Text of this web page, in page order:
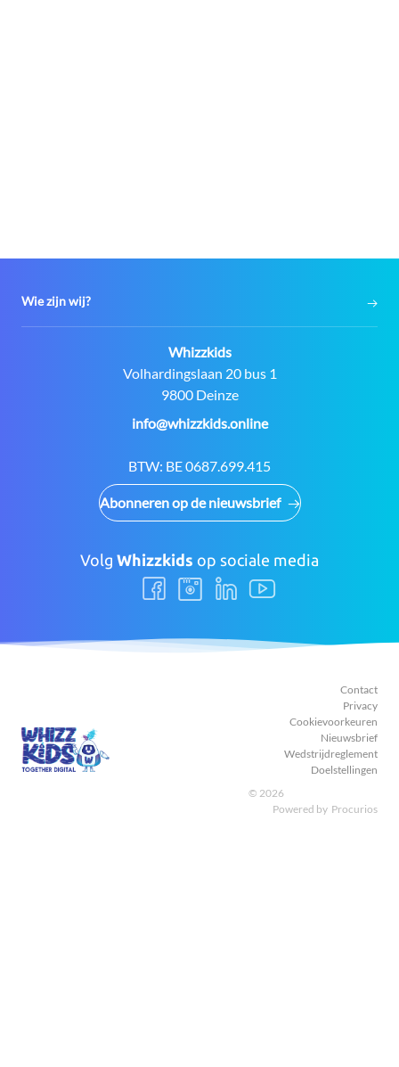
Wie zijn wij?
Contact:
Whizzkids
Adres:
Volhardingslaan 20 bus 1
9800 Deinze
E-
info@whizzkids.online
BTW: BE 0687.699.415
Abonneren op de nieuwsbrief
Volg Whizzkids op sociale media
Volg
ons
Volg
ons
Volg
ons
Volg
ons
Contact
Privacy
Cookievoorkeuren
Nieuwsbrief
Wedstrijdreglement
Doelstellingen
© 2026
Powered by Procurios